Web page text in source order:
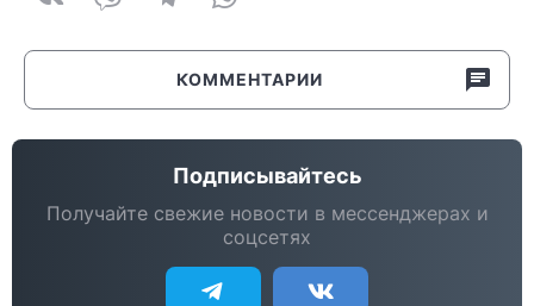
КОММЕНТАРИИ
Подписывайтесь
Получайте свежие новости в мессенджерах и
соцсетях